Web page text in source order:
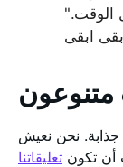
الوقت."
متنوعون
نحن نعيش
تكون